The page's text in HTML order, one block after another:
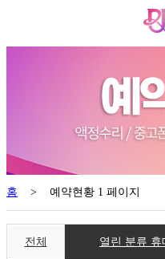
홈 > 예약현황 1 페이지
전체 열린 분류 휴